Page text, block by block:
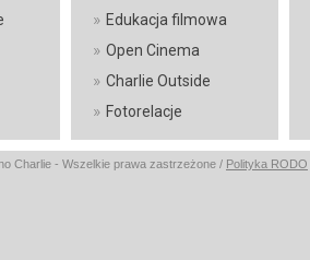
» Edukacja filmowa
» Open Cinema
» Charlie Outside
» Fotorelacje
Charlie - Wszelkie prawa zastrzeżone / Polityka RODO